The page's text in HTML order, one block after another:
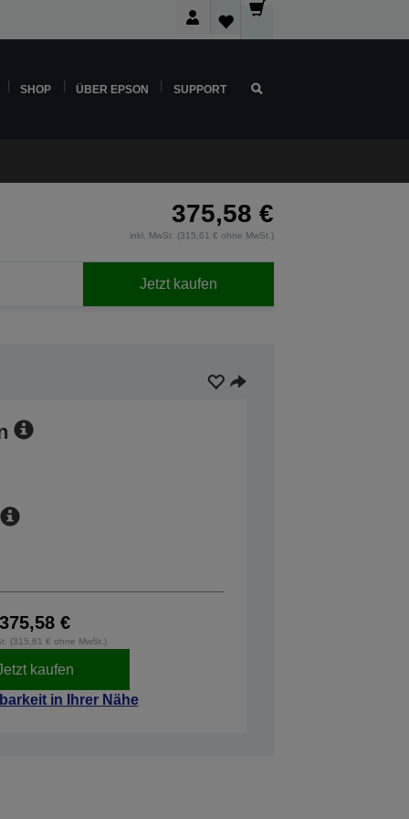
SHOP ÜBER EPSON SUPPORT
375,58 €
inkl. MwSt. (315,61 € ohne MwSt.)
Jetzt kaufen
375,58 €
(315,61 € ohne MwSt.)
kaufen
in Ihrer Nähe